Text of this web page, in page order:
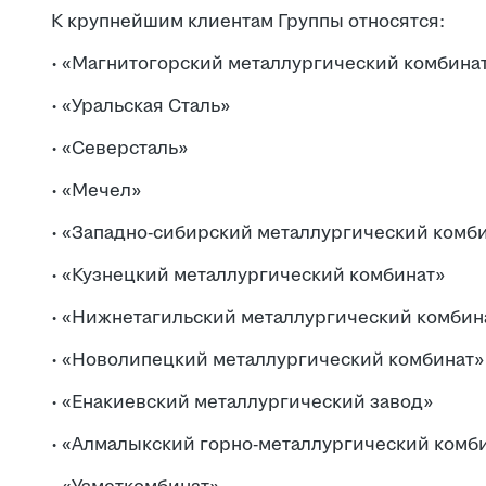
К крупнейшим клиентам Группы относятся:
· «Магнитогорский металлургический
· «Уральская Сталь»
· «Северсталь»
· «Мечел»
· «Западно-сибирский металлургический
· «Кузнецкий металлургический комбинат»
· «Нижнетагильский металлургический
· «Новолипецкий металлургический комбинат»
· «Енакиевский металлургический завод»
· «Алмалыкский горно-металлургический